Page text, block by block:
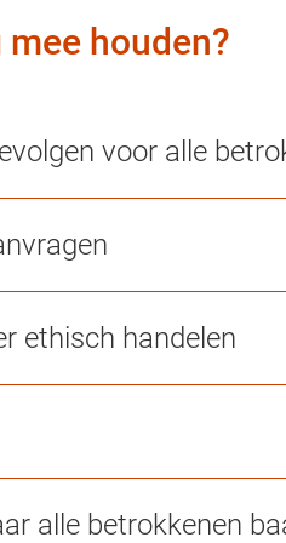
houden?
voor alle
ethisch handelen
alle betrokkenen